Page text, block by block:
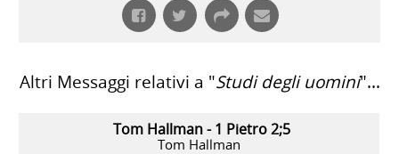
Altri Messaggi relativi a "Studi degli uomini"...
Tom Hallman - 1 Pietro 2;5
Tom Hallman